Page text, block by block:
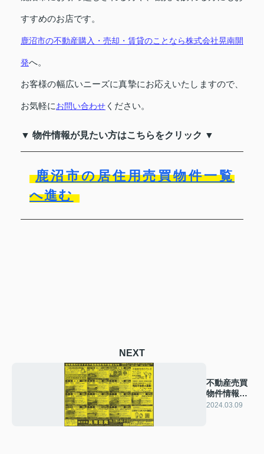
すすめのお店です。
鹿沼市の不動産購入・売却・賃貸のことなら株式会社晃南開
発へ。
お客様の幅広いニーズに真摯にお応えいたしますので、
お気軽にお問い合わせ ください。
▼ 物件情報が見たい方はこちらをクリック ▼
鹿沼市の居住用売買物件一覧
へ進む
NEXT
不動産売買
物件情報
2024年3月
2024.03.09